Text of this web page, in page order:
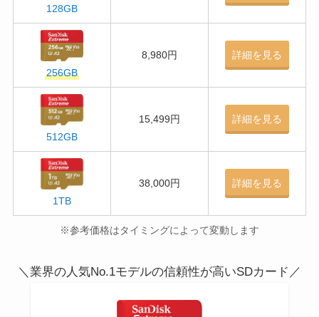
128GB
256GB
8,980円 詳細を見る
512GB
15,499円 詳細を見る
1TB
38,000円 詳細を見る
※参考価格はタイミングによって変動します
＼業界の人気No.1モデルの信頼性が高いSDカード／